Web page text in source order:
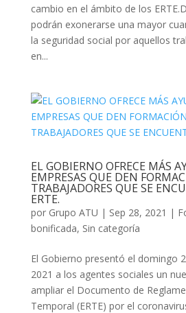
cambio en el ámbito de los
podrán exonerarse una mayor
la seguridad social por aquellos
en...
EL GOBIERNO OFRECE MÁS
EMPRESAS QUE DEN
TRABAJADORES QUE SE
ERTE.
por Grupo ATU | Sep 28, 2021 |
bonificada, Sin categoría
El Gobierno presentó el domingo
2021 a los agentes sociales un
ampliar el Documento de
Temporal (ERTE) por el